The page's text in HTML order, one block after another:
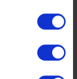
till flera meter